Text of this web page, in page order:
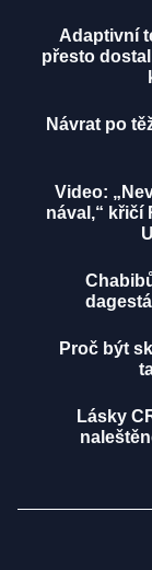
Adaptivní
přesto
Návrat po
Video:
nával,“ křičí
Proč být
Lásky